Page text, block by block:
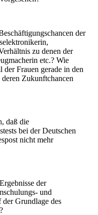
der
zu denen der
etc.? Wie
der Frauen gerade in den
Zukunftchancen
daß die
bei der Deutschen
nicht mehr
der
und
Grundlage des